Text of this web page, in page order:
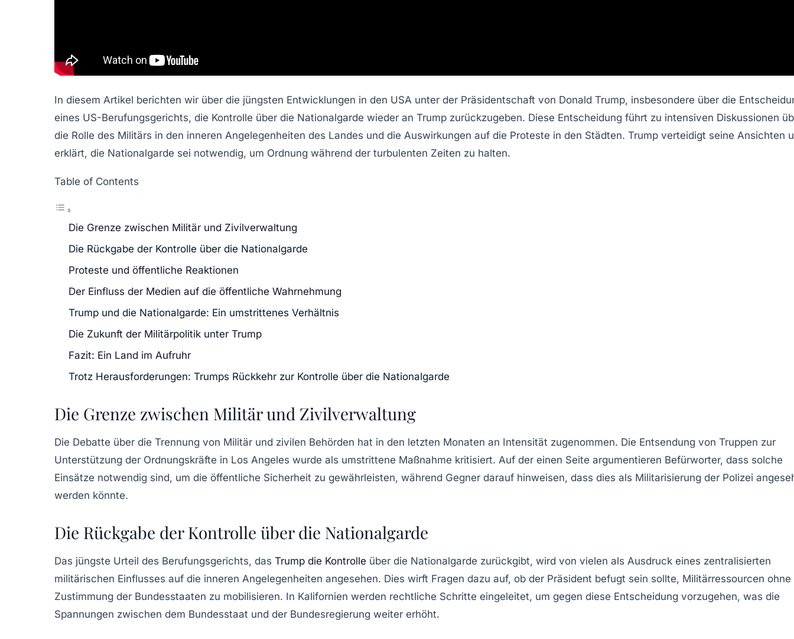
In diesem Artikel berichten wir über die jüngsten Entwicklungen in den USA unter der Präsidentschaft von Donald Trump, insbesondere über die
eines US-Berufungsgerichts, die Kontrolle über die Nationalgarde wieder an Trump zurückzugeben. Diese Entscheidung führt zu intensiven Diskussionen
die Rolle des Militärs in den inneren Angelegenheiten des Landes und die Auswirkungen auf die Proteste in den Städten. Trump verteidigt seine Ansichten
erklärt, die Nationalgarde sei notwendig, um Ordnung während der turbulenten Zeiten zu halten.
Table of Contents
Die Grenze zwischen Militär und Zivilverwaltung
Die Rückgabe der Kontrolle über die Nationalgarde
Proteste und öffentliche Reaktionen
Der Einfluss der Medien auf die öffentliche Wahrnehmung
Trump und die Nationalgarde: Ein umstrittenes Verhältnis
Die Zukunft der Militärpolitik unter Trump
Fazit: Ein Land im Aufruhr
Trotz Herausforderungen: Trumps Rückkehr zur Kontrolle über die Nationalgarde
Die Grenze zwischen Militär und Zivilverwaltung
Die Debatte über die Trennung von Militär und zivilen Behörden hat in den letzten Monaten an Intensität zugenommen. Die Entsendung von Truppen zur
Unterstützung der Ordnungskräfte in Los Angeles wurde als umstrittene Maßnahme kritisiert. Auf der einen Seite argumentieren Befürworter, dass solche
Einsätze notwendig sind, um die öffentliche Sicherheit zu gewährleisten, während Gegner darauf hinweisen, dass dies als Militarisierung der Polizei
werden könnte.
Die Rückgabe der Kontrolle über die Nationalgarde
Das jüngste Urteil des Berufungsgerichts, das Trump die Kontrolle über die Nationalgarde zurückgibt, wird von vielen als Ausdruck eines zentralisierten
militärischen Einflusses auf die inneren Angelegenheiten angesehen. Dies wirft Fragen dazu auf, ob der Präsident befugt sein sollte, Militärressourcen ohne
Zustimmung der Bundesstaaten zu mobilisieren. In Kalifornien werden rechtliche Schritte eingeleitet, um gegen diese Entscheidung vorzugehen, was die
Spannungen zwischen dem Bundesstaat und der Bundesregierung weiter erhöht.